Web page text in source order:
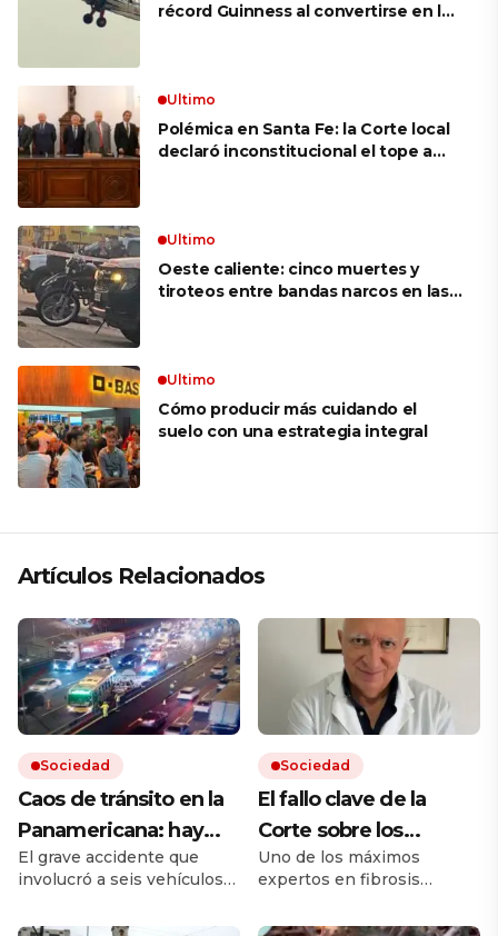
récord Guinness al convertirse en la
puedo’ no existen en mi vocabulario»
Ultimo
Polémica en Santa Fe: la Corte local
declaró inconstitucional el tope a
Ultimo
Oeste caliente: cinco muertes y
tiroteos entre bandas narcos en las
Ultimo
Cómo producir más cuidando el
suelo con una estrategia integral
Artículos Relacionados
Sociedad
Caos de tránsito en la
Panamericana: hay
cinco heridos por un
choque múltiple
El grave accidente que
involucró a seis vehículos
25 de la autopista, en
Sociedad
El fallo clave de la
Corte sobre los
remedios, el mensaje
de un referente
médico y otro posible
Uno de los máximos
expertos en fibrosis
cobertura en salud sea